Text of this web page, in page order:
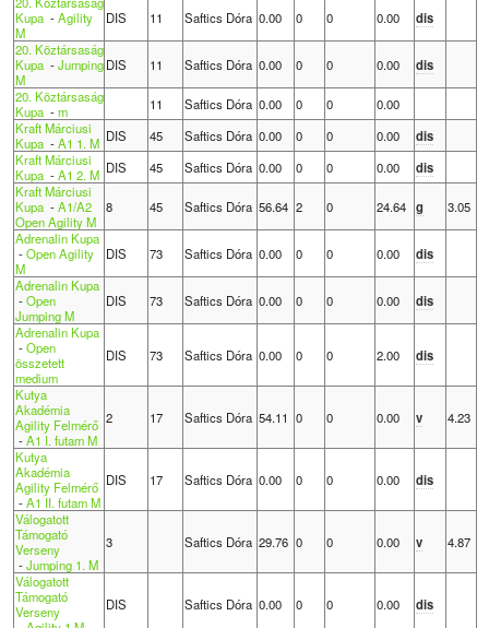
Kupa-Agility
M
DIS 11 Saftics Dóra 0.00 0 0 0.00
dis
20. Köztársaság
Kupa-Jumping
M
DIS 11 Saftics Dóra 0.00 0 0 0.00
dis
20. Köztársaság
Kupa-m 11 Saftics Dóra 0.00 0 0
0.00
Kraft Márciusi
Kupa-A1 1. M DIS 45 Saftics Dóra 0.00 0 0 0.00
dis
Kraft Márciusi
Kupa-A1 2. M DIS 45 Saftics Dóra 0.00 0 0 0.00
dis
Kraft Márciusi
Kupa-A1/A2
Open Agility M
8 45 Saftics Dóra 56.64 2 0 24.64 g
3.05
Adrenalin Kupa
-Open Agility
M
DIS 73 Saftics Dóra 0.00 0 0 0.00
dis
Adrenalin Kupa
-Open
Jumping M
DIS 73 Saftics Dóra 0.00 0 0 0.00
dis
Adrenalin Kupa
-Open
összetett
medium
DIS 73 Saftics Dóra 0.00 0 0 2.00 dis
Kutya
Akadémia
Agility Felmérő
-A1 I. futam M
2 17 Saftics Dóra 54.11 0 0 0.00 v 4.23
Kutya
Akadémia
Agility Felmérő
-A1 II. futam M
DIS 17 Saftics Dóra 0.00 0 0 0.00 dis
Válogatott
Támogató
Verseny
-Jumping 1. M
3 Saftics Dóra 29.76 0 0 0.00 v 4.87
Válogatott
Támogató
Verseny
DIS Saftics Dóra 0.00 0 0 0.00 dis